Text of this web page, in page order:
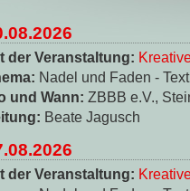
der Veranstaltung:
Nadel und Faden -
und Wann: ZBBB e.V.,
Beate Jagusch
der Veranstaltung: